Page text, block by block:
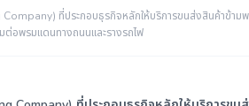
ที่ประกอบธุรกิจหลักให้บริการขนส่งสินค้าข้าม
ต่อพรมแดนทางถนนและรางรถไฟ